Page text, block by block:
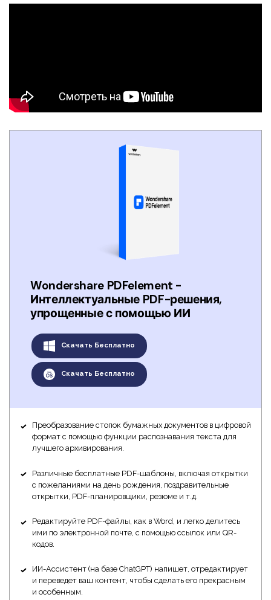
PDFelement делает работу с PDF еще удобнее.
Преподавание
Финансы
Wondershare PDFelement -
Интеллектуальные PDF-решения,
упрощенные с помощью ИИ
Скачать Бесплатно
Скачать Бесплатно
Преобразование стопок бумажных документов в цифровой
формат с помощью функции распознавания текста для
лучшего архивирования.
Различные бесплатные PDF-шаблоны, включая открытки
с пожеланиями на день рождения, поздравительные
открытки, PDF-планировщики, резюме и т.д.
Редактируйте PDF-файлы, как в Word, и легко делитесь
ими по электронной почте, с помощью ссылок или QR-
кодов.
ИИ-Ассистент (на базе ChatGPT) напишет, отредактирует
и переведет ваш контент, чтобы сделать его прекрасным
и особенным.